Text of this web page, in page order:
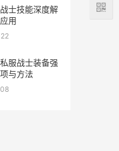
士技能深度解
用
服战士装备强
与方法